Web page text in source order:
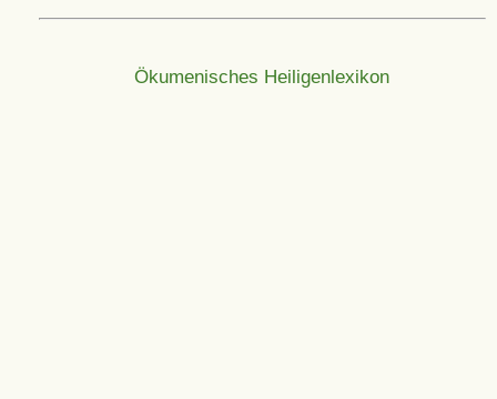
Ökumenisches Heiligenlexikon